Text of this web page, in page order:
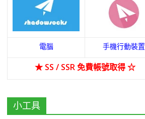
電腦 手機行動裝置
★ SS / SSR 免費帳號取得☆
小工具